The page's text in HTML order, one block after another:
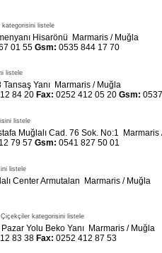
kategorisini listele
Hisarönü Marmaris / Muğla
01 55 Gsm: 0535 844 17 70
listele
Tansaş Yanı Marmaris / Muğla
84 20 Fax: 0252 412 05 20 Gsm:
listele
Muğlalı Cad. 76 Sok. No:1 Marmaris
79 57 Gsm: 0541 827 50 01
listele
Center Armutalan Marmaris / Muğla
Çiçekçiler kategorisini listele
Yolu Beko Yanı Marmaris / Muğla
83 38 Fax: 0252 412 87 53